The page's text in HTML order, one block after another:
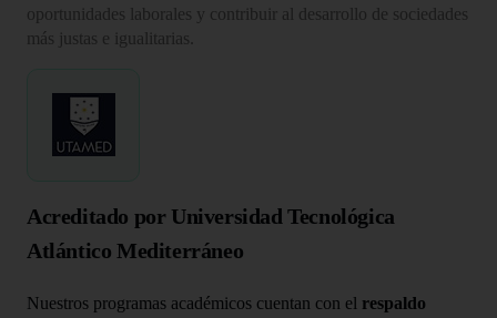
oportunidades laborales y contribuir al desarrollo de sociedades
más justas e igualitarias.
Acreditado por Universidad Tecnológica
Atlántico Mediterráneo
Nuestros programas académicos cuentan con el respaldo